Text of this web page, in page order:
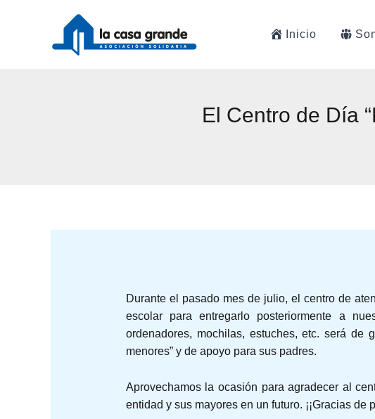
Inicio
El Centro de Día
Durante el pasado mes de julio, el centro de
escolar para entregarlo posteriormente a
ordenadores, mochilas, estuches, etc. será de
menores” y de apoyo para sus padres.
Aprovechamos la ocasión para agradecer al
entidad y sus mayores en un futuro. ¡¡Gracias